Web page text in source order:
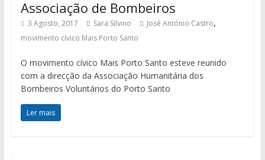
Associação de Bombeiros
3 Agosto, 2017 Sara Silvino José António Castro,
movimento cívico Mais Porto Santo
O movimento cívico Mais Porto Santo esteve reunido
com a direcção da Associação Humanitária dos
Bombeiros Voluntários do Porto Santo
Ler mais